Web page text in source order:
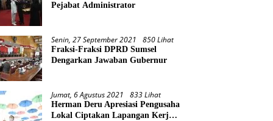
Pejabat Administrator
Senin, 27 September 2021 850 Lihat
Fraksi-Fraksi DPRD Sumsel
Dengarkan Jawaban Gubernur
Jumat, 6 Agustus 2021 833 Lihat
Herman Deru Apresiasi Pengusaha
Lokal Ciptakan Lapangan Kerja